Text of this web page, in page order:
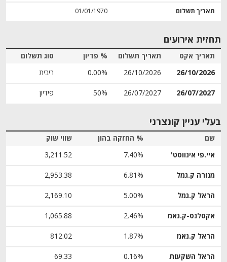
תאריך תשלום 01/01/1970
תחזית אירועים
תאריך אקס תאריך תשלום % פדיון
סוג תשלום
26/10/2026
26/10/2026
0.00% ריבית
26/07/2027
26/07/2027
50% פידיון
בעלי עניין קונצרני
שם % החזקה בהון
שווי שוק
איי.פי אינווסט'
7.40%
3,211.52
מנורה ק.גמל 6.81%
2,953.38
הראל ק.גמל 5.00%
2,169.10
אקסלנס-ק.נאמ 2.46%
1,065.88
הראל ק.נאמ 1.87%
812.02
הראל השקעות 0.16%
69.33